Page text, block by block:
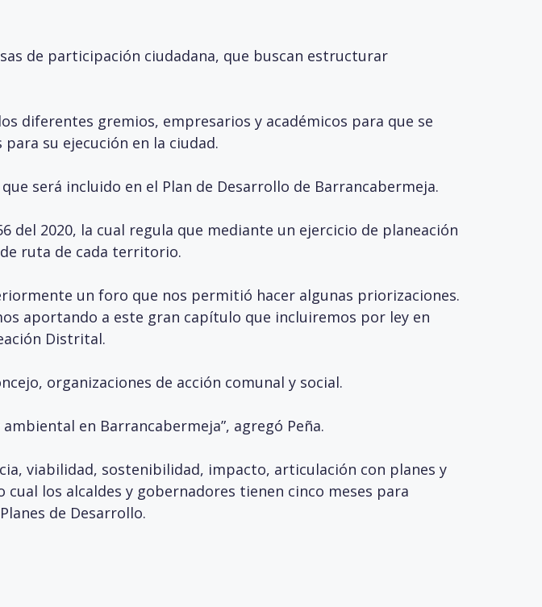
de participación ciudadana, que buscan estructurar
diferentes gremios, empresarios y académicos para que se
su ejecución en la ciudad.
será incluido en el Plan de Desarrollo de Barrancabermeja.
del 2020, la cual regula que mediante un ejercicio de planeación
ruta de cada territorio.
un foro que nos permitió hacer algunas priorizaciones.
aportando a este gran capítulo que incluiremos por ley en
Distrital.
organizaciones de acción comunal y social.
en Barrancabermeja”, agregó Peña.
viabilidad, sostenibilidad, impacto, articulación con planes y
los alcaldes y gobernadores tienen cinco meses para
de Desarrollo.